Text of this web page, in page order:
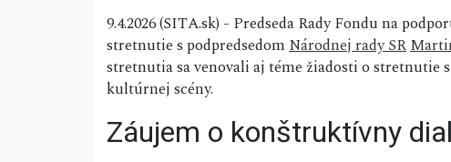
9.4.2026 (SITA.sk) - Predseda Rady Fondu na
stretnutie s podpredsedomNárodnej rady SR
stretnutia sa venovali aj téme žiadosti o stretnutie
kultúrnej scény.
Záujem o konštruktívny